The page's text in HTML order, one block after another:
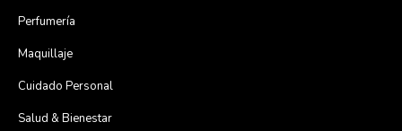
Perfumería
Maquillaje
Cuidado Personal
Salud & Bienestar